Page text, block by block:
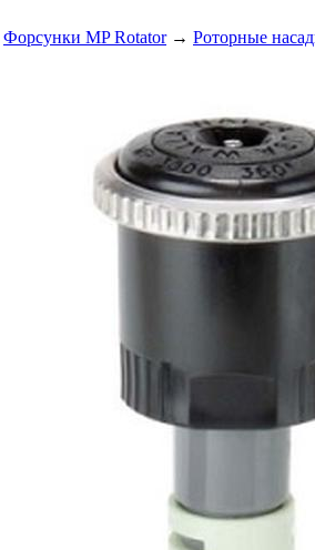
Форсунки MP Rotator→ Роторные